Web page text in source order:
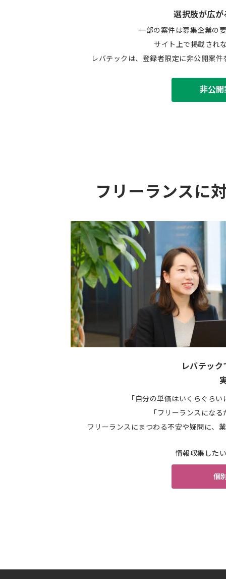
選択肢が広が
一部の案件は募集企業の
サイト上で掲載され
レバテックは、登録者限定に非公開案
非公
フリーランスに
レバテッ
「自分の単価はいくらぐら
「フリーランスにな
フリーランスにまつわる不安や疑問に、
情報収集した
個